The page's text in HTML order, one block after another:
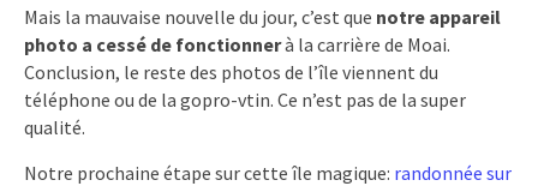
Mais la mauvaise nouvelle du jour, c’est que notre appareil
photo a cessé de fonctionnerà la carrière de Moai.
Conclusion, le reste des photos de l’île viennent du
téléphone ou de la gopro-vtin. Ce n’est pas de la super
qualité.
Notre prochaine étape sur cette île magique: randonnée sur